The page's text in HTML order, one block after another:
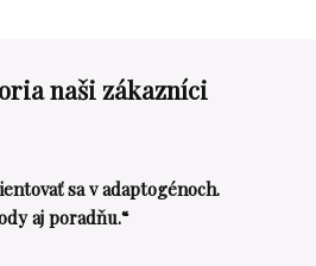
naši zákazníci
sa v adaptogénoch.
aj poradňu.“